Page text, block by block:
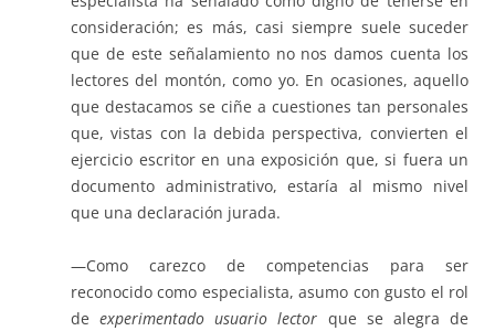
consideración; es más, casi siempre suele suceder
que de este señalamiento no nos damos cuenta los
lectores del montón, como yo. En ocasiones, aquello
que destacamos se ciñe a cuestiones tan personales
que, vistas con la debida perspectiva, convierten el
ejercicio escritor en una exposición que, si fuera un
documento administrativo, estaría al mismo nivel
que una declaración jurada.
—Como carezco de competencias para ser
reconocido como especialista, asumo con gusto el rol
deexperimentado usuario lector que se alegra de